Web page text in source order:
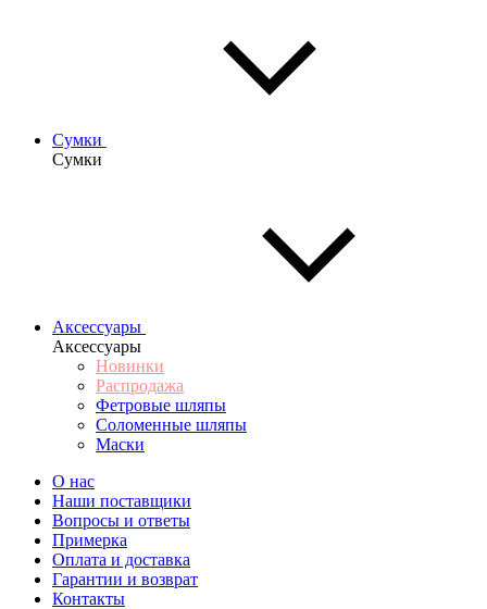
Сумки
Сумки
Аксессуары
Аксессуары
Новинки
Распродажа
Фетровые шляпы
Соломенные шляпы
Маски
О нас
Наши поставщики
Вопросы и ответы
Примерка
Оплата и доставка
Гарантии и возврат
Контакты